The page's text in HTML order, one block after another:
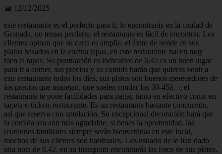
📅 12/12/2025
este restaurante es el perfecto para ti, lo encontrarás en la ciudad de
Granada, no temas perderte, el restaurante es fácil de encontrar. Los
clientes opinan que su carta es amplia, el éxito de reside en sus
platos basados en la cocina tapas, en este restaurante hacen muy
bien el tapas. Su puntuación es indicativo de 6.42 es un buen lugar
para ir a comer, sus precios y su comida harán que quieras venir a
este restaurante todos los días, sus platos son buenos merecedores de
los precios que manejan, que suelen rondar los 30-45â‚¬, el
restaurante te pone facilidades para pagar, tanto en efectivo como en
tarjeta o tickets restaurante. Es un restaurante bastante concurrido,
así que reserva con antelación. Su excepcional decoración hará que
la comida sea aún más agradable, si tienes la oportunidad, las
reuniones familiares siempre serán bienvenidas en este local,
muchos de sus clientes son habituales. Los usuario de le han dado
una nota de 6.42, en su instagram encontrarás las fotos de sus platos.